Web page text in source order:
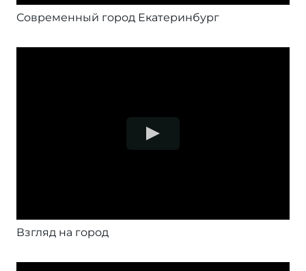
Современный город Екатеринбург
Взгляд на город